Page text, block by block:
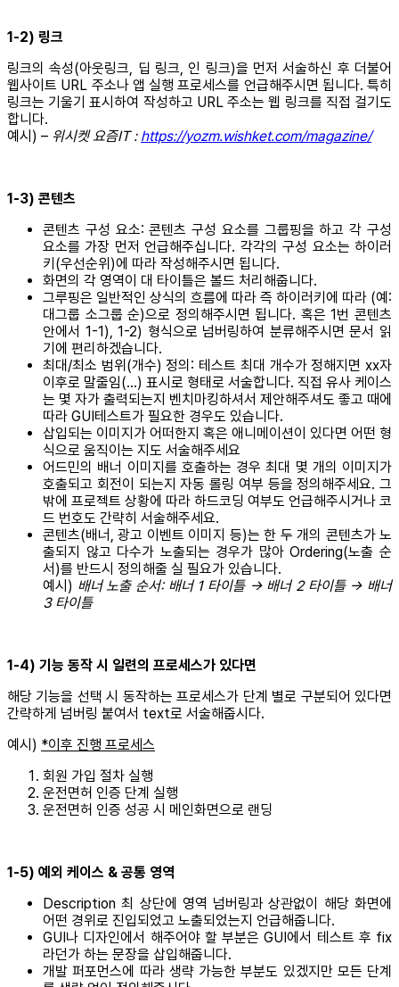
1-2) 링크
링크의 속성(아웃링크, 딥 링크, 인 링크)을 먼저 서술하신 후 더불어
웹사이트 URL 주소나 앱 실행 프로세스를 언급해주시면 됩니다. 특히
링크는 기울기 표시하여 작성하고 URL 주소는 웹 링크를 직접 걸기도
합니다.
예시) – 위시켓 요즘IT : https://yozm.wishket.com/magazine/
1-3) 콘텐츠
콘텐츠 구성 요소: 콘텐츠 구성 요소를 그룹핑을 하고 각 구성
요소를 가장 먼저 언급해주십니다. 각각의 구성 요소는 하이러
키(우선순위)에 따라 작성해주시면 됩니다.
화면의 각 영역이 대 타이틀은 볼드 처리해줍니다.
그루핑은 일반적인 상식의 흐름에 따라 즉 하이러키에 따라 (예:
대그룹 소그룹 순)으로 정의해주시면 됩니다. 혹은 1번 콘텐츠
안에서 1-1), 1-2) 형식으로 넘버링하여 분류해주시면 문서 읽
기에 편리하겠습니다.
최대/최소 범위(개수) 정의: 테스트 최대 개수가 정해지면 xx자
이후로 말줄임(…) 표시로 형태로 서술합니다. 직접 유사 케이스
는 몇 자가 출력되는지 벤치마킹하셔서 제안해주셔도 좋고 때에
따라 GUI테스트가 필요한 경우도 있습니다.
삽입되는 이미지가 어떠한지 혹은 애니메이션이 있다면 어떤 형
식으로 움직이는 지도 서술해주세요
어드민의 배너 이미지를 호출하는 경우 최대 몇 개의 이미지가
호출되고 회전이 되는지 자동 롤링 여부 등을 정의해주세요. 그
밖에 프로젝트 상황에 따라 하드코딩 여부도 언급해주시거나 코
드 번호도 간략히 서술해주세요.
콘텐츠(배너, 광고 이벤트 이미지 등)는 한 두 개의 콘텐츠가 노
출되지 않고 다수가 노출되는 경우가 많아 Ordering(노출 순
서)를 반드시 정의해줄 실 필요가 있습니다.
예시) 배너 노출 순서: 배너 1 타이틀 → 배너 2 타이틀 → 배너
3 타이틀
1-4) 기능 동작 시 일련의 프로세스가 있다면
해당 기능을 선택 시 동작하는 프로세스가 단계 별로 구분되어 있다면
간략하게 넘버링 붙여서 text로 서술해줍시다.
예시) *이후 진행 프로세스
회원 가입 절차 실행
운전면허 인증 단계 실행
운전면허 인증 성공 시 메인화면으로 랜딩
1-5) 예외 케이스 & 공통 영역
Description 최 상단에 영역 넘버링과 상관없이 해당 화면에
어떤 경위로 진입되었고 노출되었는지 언급해줍니다.
GUI나 디자인에서 해주어야 할 부분은 GUI에서 테스트 후 fix
라던가 하는 문장을 삽입해줍니다.
개발 퍼포먼스에 따라 생략 가능한 부분도 있겠지만 모든 단계